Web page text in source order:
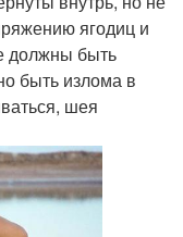
ягодиц и
должны быть
быть излома в
шея